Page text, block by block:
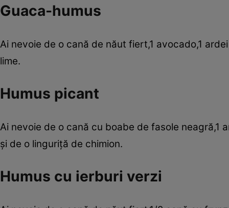
Guaca-humus
Ai nevoie de o cană de năut fiert,1 avocado,1
lime.
Humus picant
Ai nevoie de o cană cu boabe de fasole neagră,1
şi de o linguriţă de chimion.
Humus cu ierburi verzi